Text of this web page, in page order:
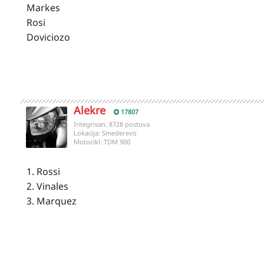
Markes
Rosi
Doviciozo
Alekre 17807
Integrisan, 8728 postova
Lokacija: Smederevo
Motocikl: TDM 900
1. Rossi
2. Vinales
3. Marquez